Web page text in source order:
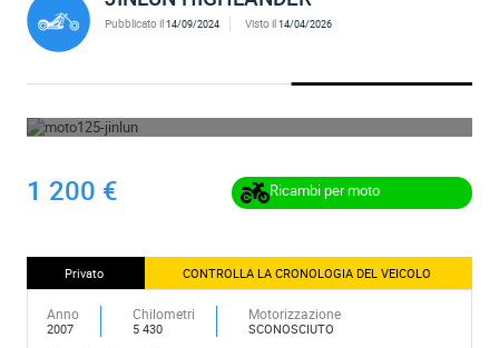
Pubblicato il14/09/2024 Visto il14/04/2026
1 200 € Ricambi per moto
Privato CONTROLLA LA CRONOLOGIA DEL VEICOLO
Anno
2007
Chilometri
5 430
Motorizzazione
SCONOSCIUTO